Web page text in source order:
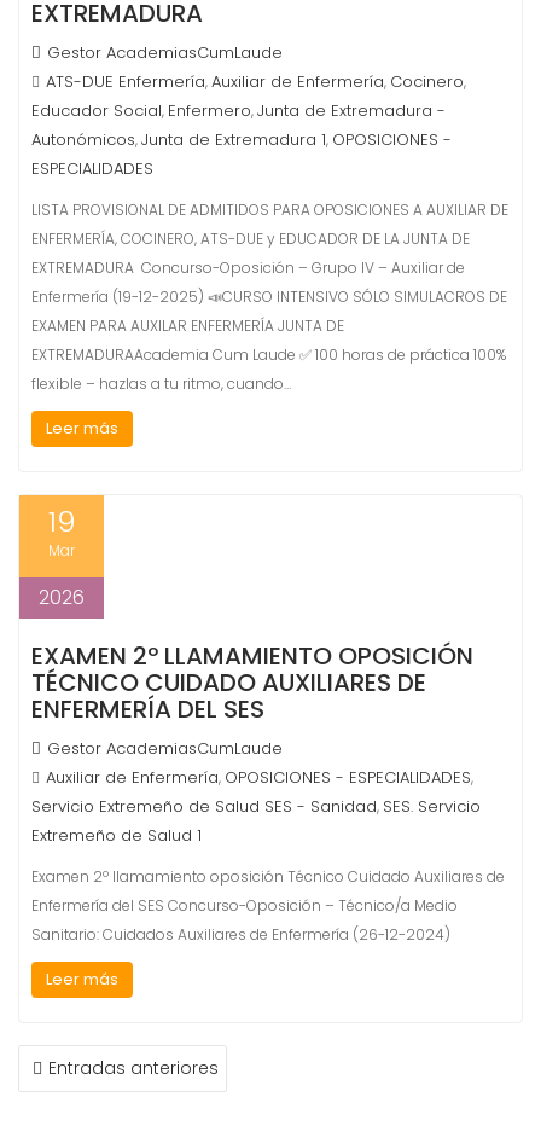
EXTREMADURA
Gestor AcademiasCumLaude
ATS-DUE Enfermería,Auxiliar de Enfermería, Cocinero,
Educador Social, Enfermero,Junta de Extremadura -
Autonómicos,Junta de Extremadura 1, OPOSICIONES -
ESPECIALIDADES
LISTA PROVISIONAL DE ADMITIDOS PARA OPOSICIONES A AUXILIAR DE
ENFERMERÍA, COCINERO, ATS-DUE y EDUCADOR DE LA JUNTA DE
EXTREMADURA Concurso-Oposición – Grupo IV – Auxiliar de
Enfermería (19-12-2025) 📣CURSO INTENSIVO SÓLO SIMULACROS DE
EXAMEN PARA AUXILAR ENFERMERÍA JUNTA DE
EXTREMADURAAcademia Cum Laude ✅ 100 horas de práctica 100%
flexible – hazlas a tu ritmo, cuando…
Leer más
19
Mar
2026
EXAMEN 2º LLAMAMIENTO OPOSICIÓN
TÉCNICO CUIDADO AUXILIARES DE
ENFERMERÍA DEL SES
Gestor AcademiasCumLaude
Auxiliar de Enfermería, OPOSICIONES - ESPECIALIDADES,
Servicio Extremeño de Salud SES - Sanidad, SES. Servicio
Extremeño de Salud 1
Examen 2º llamamiento oposición Técnico Cuidado Auxiliares de
Enfermería del SES Concurso-Oposición – Técnico/a Medio
Sanitario: Cuidados Auxiliares de Enfermería (26-12-2024)
Leer más
NAVEGACIÓN
DEEntradas anteriores